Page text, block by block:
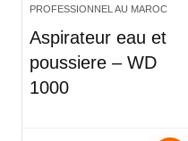
PROFESSIONNEL AU MAROC
Aspirateur eau et
poussiere – WD
1000